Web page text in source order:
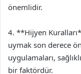
önemlidir.
4. **Hijyen
uymak son derece
uygulamaları,
bir faktördür.